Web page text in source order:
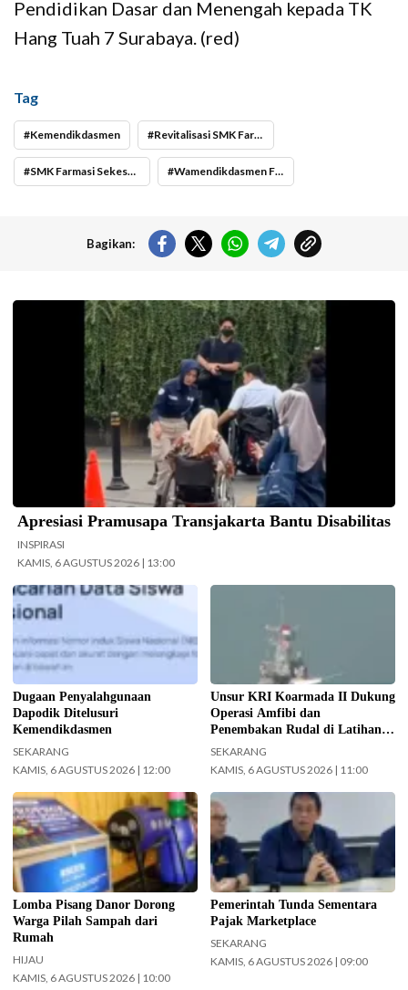
Pendidikan Dasar dan Menengah kepada TK
Hang Tuah 7 Surabaya. (red)
Tag
Kemendikdasmen Revitalisasi SMK Farmasi Sekesal Hang Tuah Surabaya
SMK Farmasi Sekesal Hang Tuah Surabaya Wamendikdasmen Fajar Riza Ul Haq
Bagikan:
Pramusapa Transjakarta bantu disabilitas.(Foto: Istimewa-
beritajakarta.id)
Apresiasi Pramusapa Transjakarta Bantu Disabilitas
INSPIRASI
KAMIS, 6 AGUSTUS 2026 | 13:00
Kemendikdasmen gerak cepat
(gercep) melakukan verifikasi dan
penelusuran terhadap informasi
soal dugaan penyalahgunaan Data
Pokok Pendidikan (Dapodik).
(Foto: ist)
Dugaan Penyalahgunaan
Dapodik Ditelusuri
Kemendikdasmen
SEKARANG
KAMIS, 6 AGUSTUS 2026 | 12:00
TNI Terintegrasi Tahun 2026 yang
digelar di Daerah Latihan TNI AL
Pantai Todak, Dabo Singkep,
Kabupaten Lingga, Kepulauan Riau.
(Foto: Pen/2)
Unsur KRI Koarmada II Dukung
Operasi Amfibi dan
Penembakan Rudal di Latihan
TNI Terintegrasi Tahun 2026
SEKARANG
KAMIS, 6 AGUSTUS 2026 | 11:00
Pemkot Surabaya gelar Lomba
Pisang Danor. (Foto:
Surabaya.go.id)
Lomba Pisang Danor Dorong
Warga Pilah Sampah dari
Rumah
HIJAU
KAMIS, 6 AGUSTUS 2026 | 10:00
Menteri Keuangan (Menkeu)
Purbaya Yudhi Sadewa.
(InfoPublik.id)
Pemerintah Tunda Sementara
Pajak Marketplace
SEKARANG
KAMIS, 6 AGUSTUS 2026 | 09:00